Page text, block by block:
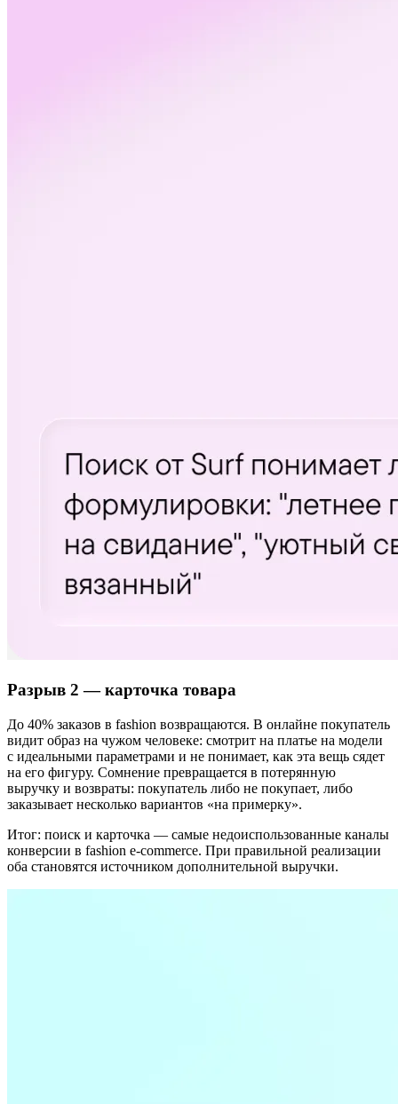
Разрыв 2 — карточка товара
До 40% заказов в fashion возвращаются. В онлайне покупатель
видит образ на чужом человеке: смотрит на платье на модели
с идеальными параметрами и не понимает, как эта вещь сядет
на его фигуру. Сомнение превращается в потерянную
выручку и возвраты: покупатель либо не покупает, либо
заказывает несколько вариантов «на примерку».
Итог: поиск и карточка — самые недоиспользованные каналы
конверсии в fashion e-commerce. При правильной реализации
оба становятся источником дополнительной выручки.